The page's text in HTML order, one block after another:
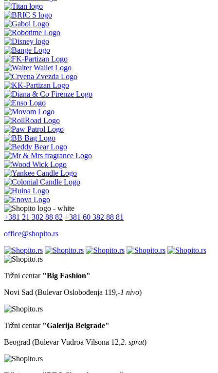
+381 21 382 88 82 +381 60 382 88 81
office@shopito.rs
Tržni centar "Big Fashion"
Novi Sad (Bulevar Oslobođenja 119,-1 nivo)
Tržni centar "Galerija Belgrade"
Beograd (Bulevar Vudroa Vilsona 12,2. sprat)